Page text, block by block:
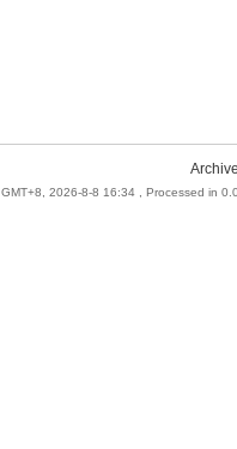
GMT+8, 2026-8-8 16:34, Processed in